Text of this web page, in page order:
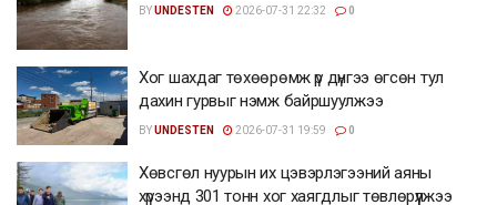
BYUNDESTEN 2026-07-31 22:32 0
Хог шахдаг төхөөрөмж үр дүнгээ өгсөн тул
дахин гурвыг нэмж байршуулжээ
BYUNDESTEN 2026-07-31 19:59 0
Хөвсгөл нуурын их цэвэрлэгээний аяны
хүрээнд 301 тонн хог хаягдлыг төвлөрүүлжээ